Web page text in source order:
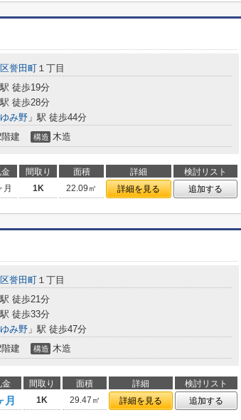
誉田町 １丁目
駅 徒歩19分
駅 徒歩28分
み野 」駅 徒歩44分
建 構造 木造
間取り 面積 詳細
検討リスト
月 1K 22.09㎡ 詳細を見る 追加する
誉田町 １丁目
駅 徒歩21分
駅 徒歩33分
み野 」駅 徒歩47分
建 構造 木造
金 間取り 面積 詳細
検討リスト
月 1K 29.47㎡ 詳細を見る 追加する